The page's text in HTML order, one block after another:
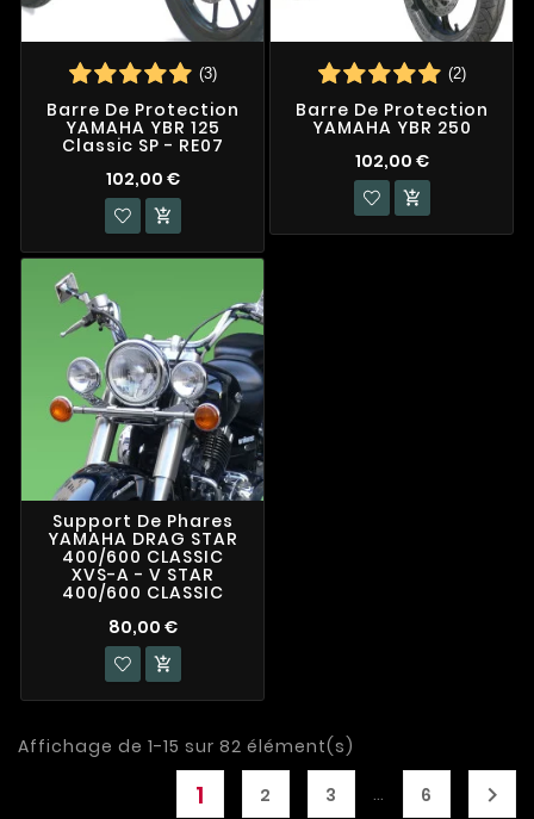
(3)
Barre De Protection
YAMAHA YBR 125
Classic SP - RE07
102,00 €

(2)
Barre De Protection
YAMAHA YBR 250
102,00 €

Support De Phares
YAMAHA DRAG STAR
400/600 CLASSIC
XVS-A - V STAR
400/600 CLASSIC
80,00 €

Affichage de 1-15 sur 82 élément(s)
1 2 3 … 6 